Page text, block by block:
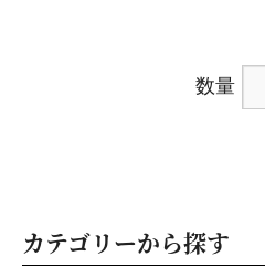
数量
カテゴリーから探す